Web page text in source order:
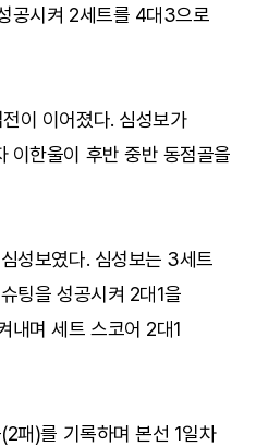
공시켜 2세트를 4대3으로
이 이어졌다. 심성보가
이한울이 후반 중반 동점골을
성보였다. 심성보는 3세트
팅을 성공시켜 2대1을
내며 세트 스코어 2대1
패)를 기록하며 본선 1일차